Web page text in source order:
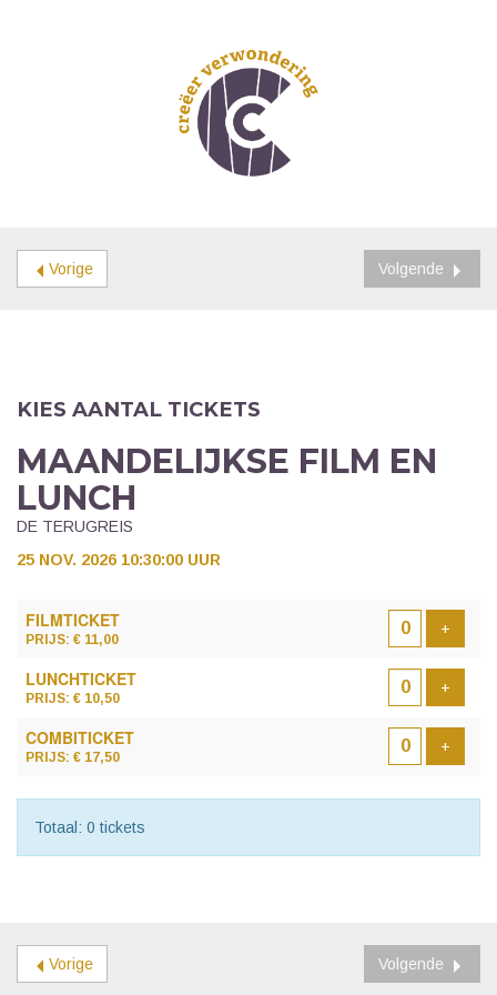
Vorige Volgende
KIES AANTAL TICKETS
MAANDELIJKSE FILM EN
LUNCH
DE TERUGREIS
25 NOV. 2026 10:30:00 UUR
FILMTICKET
PRIJS: € 11,00
+
LUNCHTICKET
PRIJS: € 10,50
+
COMBITICKET
PRIJS: € 17,50
+
Totaal: 0 tickets
Vorige Volgende